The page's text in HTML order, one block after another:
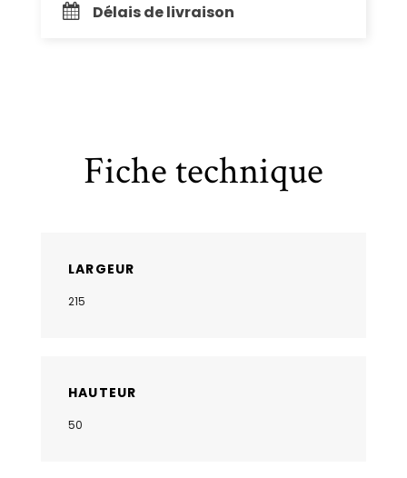
Délais de livraison
Fiche technique
LARGEUR
215
HAUTEUR
50